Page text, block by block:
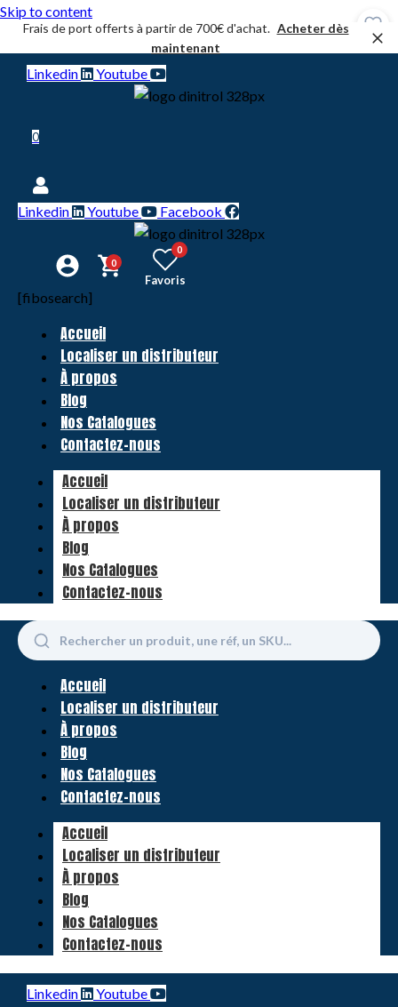
Skip to content
Frais de port offerts à partir de 700€ d'achat. Acheter dès
maintenant
Linkedin Youtube
0
Linkedin Youtube Facebook
0
0
Favoris
[fibosearch]
Accueil
Localiser un distributeur
À propos
Blog
Nos Catalogues
Contactez-nous
Accueil
Localiser un distributeur
À propos
Blog
Nos Catalogues
Contactez-nous
Accueil
Localiser un distributeur
À propos
Blog
Nos Catalogues
Contactez-nous
Accueil
Localiser un distributeur
À propos
Blog
Nos Catalogues
Contactez-nous
Linkedin
Youtube